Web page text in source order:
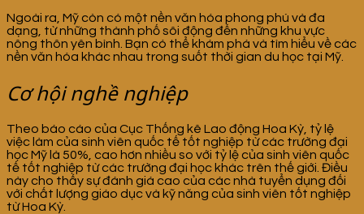
Ngoài ra, Mỹ còn có một nền văn hóa phong phú và đa
dạng, từ những thành phố sôi động đến những khu vực
nông thôn yên bình. Bạn có thể khám phá và tìm hiểu về các
nền văn hóa khác nhau trong suốt thời gian du học tại Mỹ.
Cơ hội nghề nghiệp
Theo báo cáo của Cục Thống kê Lao động Hoa Kỳ, tỷ lệ
việc làm của sinh viên quốc tế tốt nghiệp từ các trường đại
học Mỹ là 50%, cao hơn nhiều so với tỷ lệ của sinh viên quốc
tế tốt nghiệp từ các trường đại học khác trên thế giới. Điều
này cho thấy sự đánh giá cao của các nhà tuyển dụng đối
với chất lượng giáo dục và kỹ năng của sinh viên tốt nghiệp
từ Hoa Kỳ.